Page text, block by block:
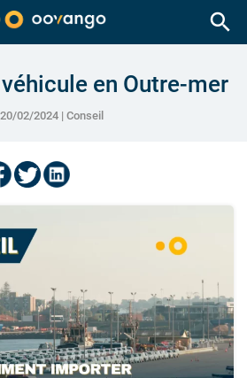
search
en Outre-mer
02/2024 | Conseil